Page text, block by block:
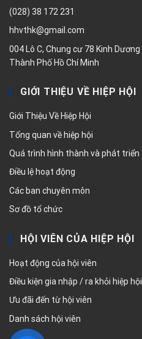
(028) 38 172 231
hhvthk@gmail.com
004 Lô C, Chung cư 78 Kinh
Thành Phố Hồ Chí Minh
GIỚI THIỆU VỀ HIỆP HỘI
Giới Thiệu Về Hiệp Hội
Tổng quan về hiệp hội
Quá trình hình thành và phát triển
Điều lệ hoạt động
Các ban chuyên môn
Sơ đồ tổ chức
HỘI VIÊN CỦA HIỆP HỘI
Hoạt động của hội viên
Điều kiện gia nhập / ra khỏi hiệp hội
Ưu đãi đến từ hội viên
Danh sách hội viên